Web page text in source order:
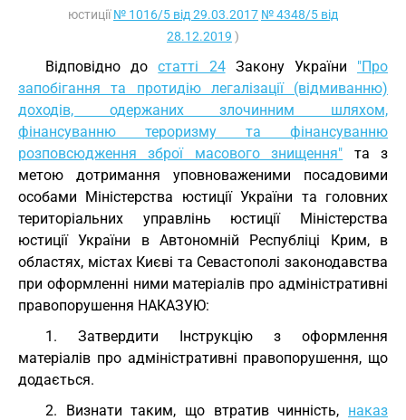
юстиції№ 1016/5 від 29.03.2017 № 4348/5 від
28.12.2019 )
Відповідно достатті 24Закону України "Про
запобігання та протидію легалізації (відмиванню)
доходів, одержаних злочинним шляхом,
фінансуванню тероризму та фінансуванню
розповсюдження зброї масового знищення" та з
метою дотримання уповноваженими посадовими
особами Міністерства юстиції України та головних
територіальних управлінь юстиції Міністерства
юстиції України в Автономній Республіці Крим, в
областях, містах Києві та Севастополі законодавства
при оформленні ними матеріалів про адміністративні
правопорушення НАКАЗУЮ:
1. Затвердити Інструкцію з оформлення
матеріалів про адміністративні правопорушення, що
додається.
2. Визнати таким, що втратив чинність, наказ